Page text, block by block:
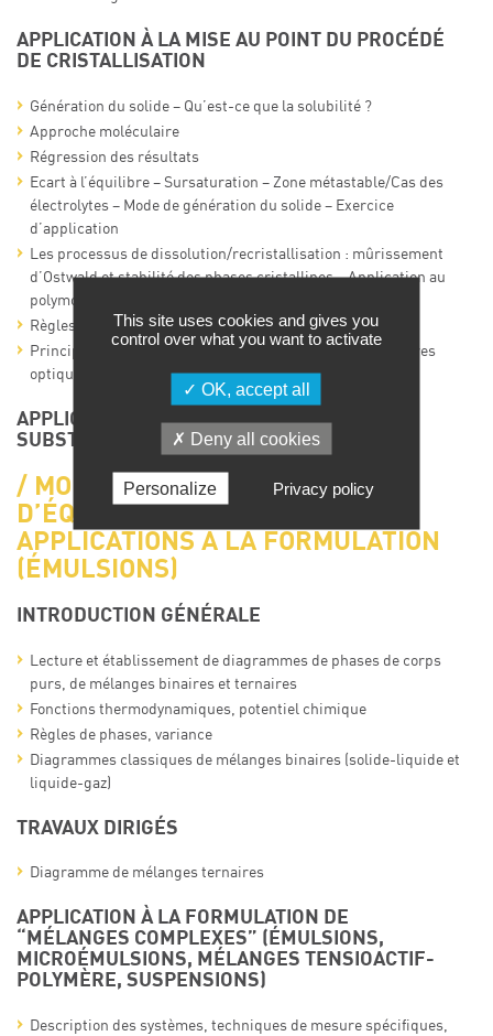
APPLICATION À LA MISE AU POINT DU PROCÉDÉ
DE CRISTALLISATION
Génération du solide – Qu’est-ce que la solubilité ?
Approche moléculaire
Régression des résultats
Ecart à l’équilibre – Sursaturation – Zone métastable/Cas des
électrolytes – Mode de génération du solide – Exercice
d’application
Les processus de dissolution/recristallisation : mûrissement
d’Ostwald et stabilité des phases cristallines – Application au
polymorphisme –
Règles de Burger
Principes thermodynamiques de la séparation des isomères
optiques par cristallisation
APPLICATIONS À LA CRISTALLISATION DES
SUBSTANCES ORGANIQUES EN CHIMIE FINE.
MODULE 2 : DIAGRAMME
D’ÉQUILIBRE DE PHASES –
APPLICATIONS A LA FORMULATION
(ÉMULSIONS)
INTRODUCTION GÉNÉRALE
Lecture et établissement de diagrammes de phases de corps
purs, de mélanges binaires et ternaires
Fonctions thermodynamiques, potentiel chimique
Règles de phases, variance
Diagrammes classiques de mélanges binaires (solide-liquide et
liquide-gaz)
TRAVAUX DIRIGÉS
Diagramme de mélanges ternaires
APPLICATION À LA FORMULATION DE
“MÉLANGES COMPLEXES” (ÉMULSIONS,
MICROÉMULSIONS, MÉLANGES TENSIOACTIF-
POLYMÈRE, SUSPENSIONS)
Description des systèmes, techniques de mesure spécifiques,
This site uses cookies and gives you
control over what you want to activate
OK, accept all
Deny all cookies
Personalize Privacy policy